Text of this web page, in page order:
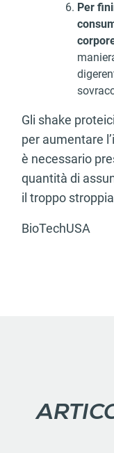
Per
Gli shake
per aumentare
è necessario
quantità di
il troppo
BioTechUSA